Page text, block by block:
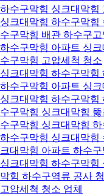
수구막힘 싱크대막힘
크대막힘 하수구막힘
구막힘 배관 하수구고
수구막힘 아파트 싱
구막힘 고압세척 청소
크대막힘 하수구막힘
수구막힘 아파트 싱
크대막힘 하수구막힘
구막힘 싱크대막힘 뚫
구막힘 싱크대막힘
수구막힘 싱크대막힘
대막힘 아파트 하수
크대막힘 하수구막힘
힘 하수구역류 공사
압세척 청소 업체